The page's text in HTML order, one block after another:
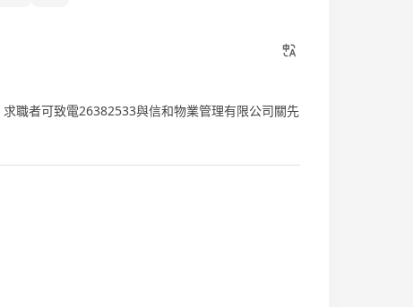
職者可致電26382533與信和物業管理有限公司關先